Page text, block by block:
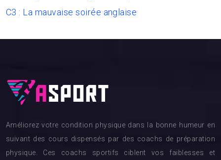
C3 : La mauvaise soirée anglaise
Améliorez votre condition physique dans la bonne humeur en
suivant des cours dispensés par des coachs de préparation
physique. Ces coachs sportifs ciblent vos faiblesses et